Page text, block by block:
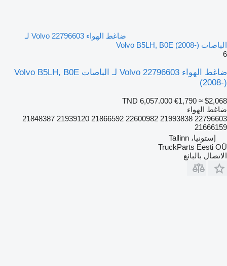
ضاغط الهواء Volvo 22796603 لـ
الباصات Volvo B5LH, B0E (2008-)
6
ضاغط الهواء Volvo 22796603 لـ الباصات Volvo B5LH, B0E
(2008-)
TND 6,057.000 €1,790 ≈ $2,068
ضاغط الهواء
22796603 21993838 22600982 21866592 21939120 21848387
21666159
إستونيا، Tallinn
TruckParts Eesti OÜ
الاتصال بالبائع